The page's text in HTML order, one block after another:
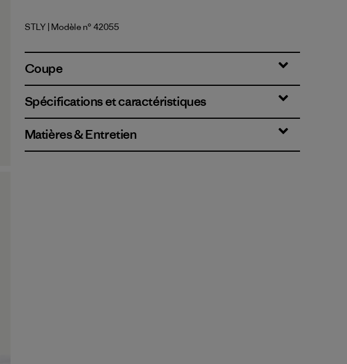
Steps: Limestone Yellow
STLY | Modèle n° 42055
Coupe
Spécifications et caractéristiques
Matières & Entretien